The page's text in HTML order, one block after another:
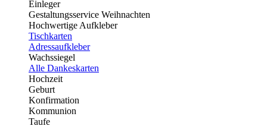
Einleger
Gestaltungsservice Weihnachten
Hochwertige Aufkleber
Tischkarten
Adressaufkleber
Wachssiegel
Alle Dankeskarten
Hochzeit
Geburt
Konfirmation
Kommunion
Taufe